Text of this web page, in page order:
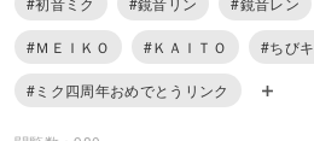
#ＭＥＩＫＯ #ＫＡＩＴＯ #ちび
#ミク四周年おめでとうリンク